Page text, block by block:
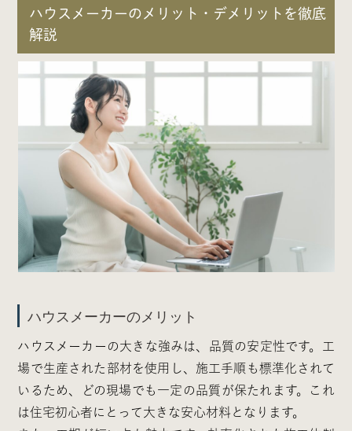
ハウスメーカーのメリット・デメリットを徹底
解説
ハウスメーカーのメリット
ハウスメーカーの大きな強みは、品質の安定性です。工
場で生産された部材を使用し、施工手順も標準化されて
いるため、どの現場でも一定の品質が保たれます。これ
は住宅初心者にとって大きな安心材料となります。